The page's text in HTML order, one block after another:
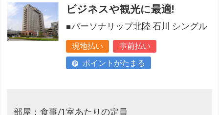
ビジネスや観光に最適!
■パーソナリップ北陸 石川 シングル
現地払い
事前払い
ポイントがたまる
部屋：食事/1室あたりの定員